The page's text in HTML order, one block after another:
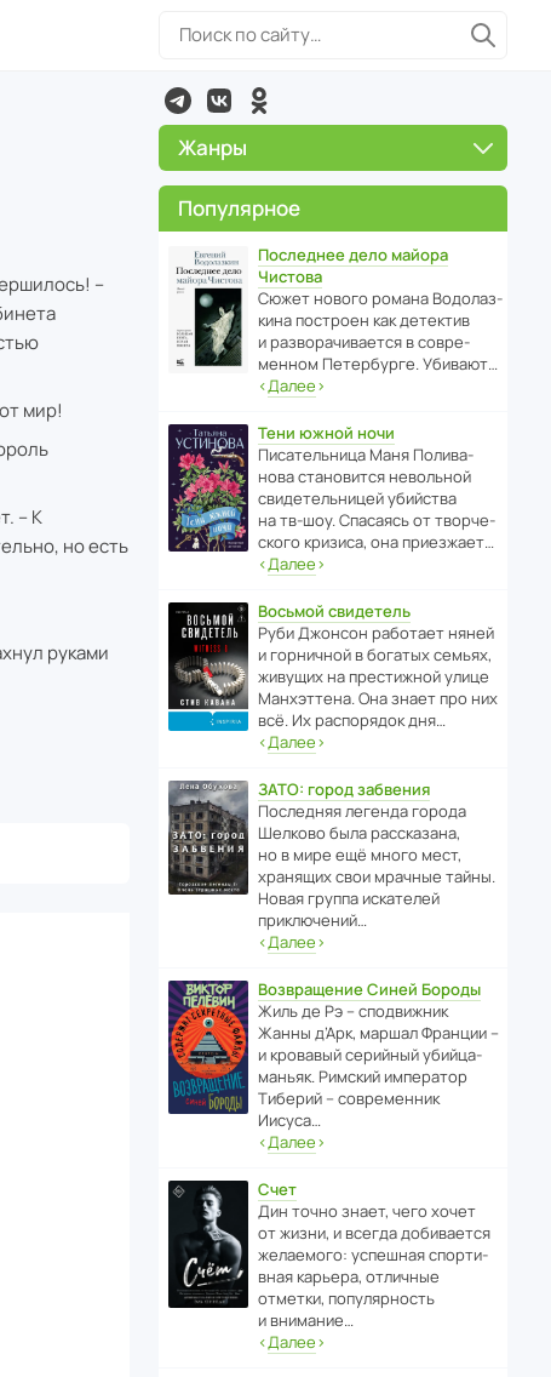
–
мир!
– К
но есть
руками
Жанры
Популярное
Последнее дело майора
Чистова
Сюжет нового романа Водо­ла­з­
кина пост­роен как дете­ктив
и разво­ра­чи­ва­ется в совре­
менном Пете­р­бурге. Убивают…
‹Далее›
Тени южной ночи
Писа­тель­ница Маня Поли­ва­
нова стано­вится невольной
свиде­тель­ницей убийства
на тв-шоу. Спасаясь от твор­че­
с­кого кризиса, она приезжает…
‹Далее›
Восьмой свидетель
Руби Джонсон рабо­тает няней
и горни­чной в богатых семьях,
живущих на прес­ти­жной улице
Манх­эт­тена. Она знает про них
всё. Их распо­рядок дня…
‹Далее›
ЗАТО: город забвения
После­дняя легенда города
Шелково была расска­зана,
но в мире ещё много мест,
хранящих свои мрачные тайны.
Новая группа иска­телей
приключений…
‹Далее›
Возвращение Синей Бороды
Жиль де Рэ – спод­ви­жник
Жанны д’Арк, маршал Франции –
и кровавый серийный убийца-
маньяк. Римский импе­ратор
Тиберий – совре­менник
Иисуса…
‹Далее›
Счет
Дин точно знает, чего хочет
от жизни, и всегда доби­ва­ется
жела­е­мого: успе­шная спор­ти­
вная карьера, отли­чные
отметки, попу­ля­р­ность
и внимание…
‹Далее›